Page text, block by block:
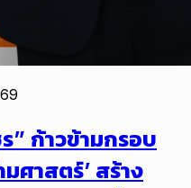
” ก้าวข้ามกรอบ
ศาสตร์’ สร้าง